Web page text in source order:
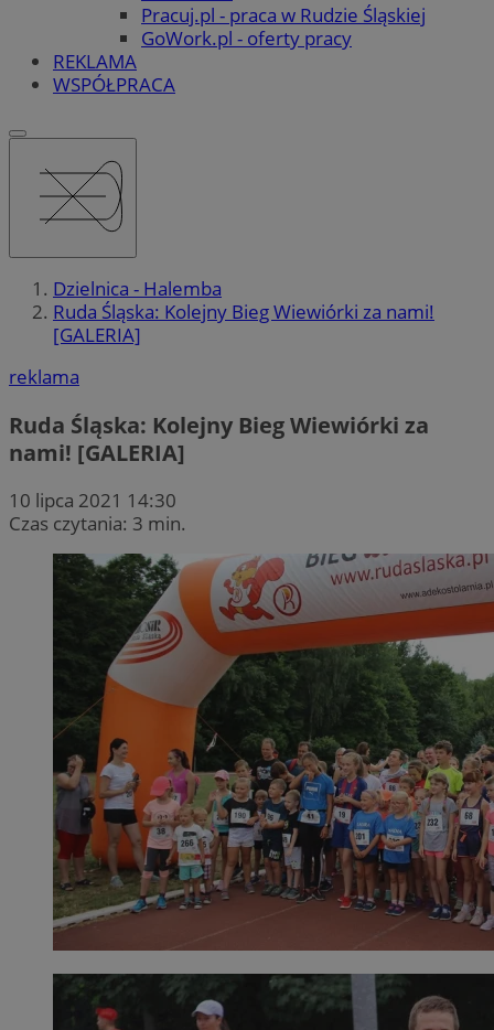
Pracuj.pl - praca w Rudzie Śląskiej
GoWork.pl - oferty pracy
REKLAMA
WSPÓŁPRACA
Dzielnica - Halemba
Ruda Śląska: Kolejny Bieg Wiewiórki za nami!
[GALERIA]
reklama
Ruda Śląska: Kolejny Bieg Wiewiórki za
nami! [GALERIA]
10 lipca 2021 14:30
Czas czytania: 3 min.